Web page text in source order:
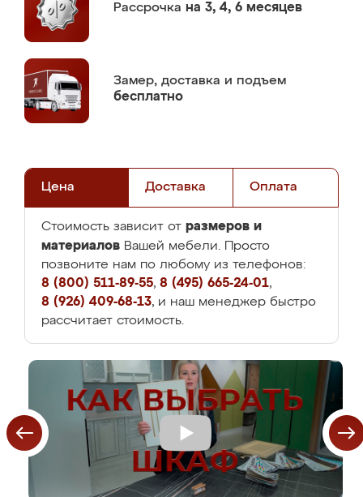
Рассрочка на 3, 4, 6 месяцев
Замер, доставка и подъем
бесплатно
Цена Доставка Оплата
Стоимость зависит от размеров и
материалов Вашей мебели. Просто
позвоните нам по любому из телефонов:
8 (800) 511-89-55, 8 (495) 665-24-01,
8 (926) 409-68-13, и наш менеджер быстро
рассчитает стоимость.